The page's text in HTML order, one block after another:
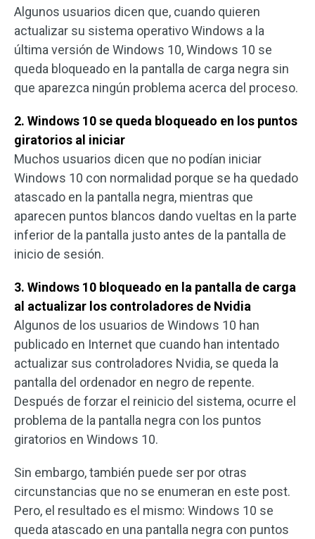
Algunos usuarios dicen que, cuando quieren
actualizar su sistema operativo Windows a la
última versión de Windows 10, Windows 10 se
queda bloqueado en la pantalla de carga negra sin
que aparezca ningún problema acerca del proceso.
2. Windows 10 se queda bloqueado en los puntos
giratorios al iniciar
Muchos usuarios dicen que no podían iniciar
Windows 10 con normalidad porque se ha quedado
atascado en la pantalla negra, mientras que
aparecen puntos blancos dando vueltas en la parte
inferior de la pantalla justo antes de la pantalla de
inicio de sesión.
3. Windows 10 bloqueado en la pantalla de carga
al actualizar los controladores de Nvidia
Algunos de los usuarios de Windows 10 han
publicado en Internet que cuando han intentado
actualizar sus controladores Nvidia, se queda la
pantalla del ordenador en negro de repente.
Después de forzar el reinicio del sistema, ocurre el
problema de la pantalla negra con los puntos
giratorios en Windows 10.
Sin embargo, también puede ser por otras
circunstancias que no se enumeran en este post.
Pero, el resultado es el mismo: Windows 10 se
queda atascado en una pantalla negra con puntos